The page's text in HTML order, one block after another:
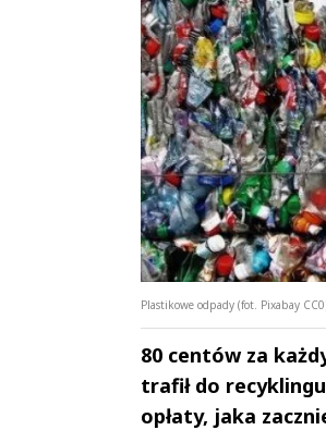
Plastikowe odpady (fot. Pixabay
80 centów za
trafił do
opłaty, jaka